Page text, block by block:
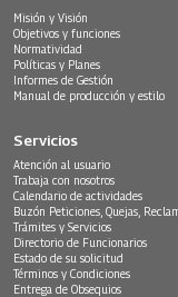
Misión y Visión
Objetivos y funciones
Normatividad
Políticas y Planes
Informes de Gestión
Manual de producción y estilo
Servicios
Atención al usuario
Trabaja con nosotros
Calendario de actividades
Buzón Peticiones, Quejas,
Trámites y Servicios
Directorio de Funcionarios
Estado de su solicitud
Términos y Condiciones
Entrega de Obsequios